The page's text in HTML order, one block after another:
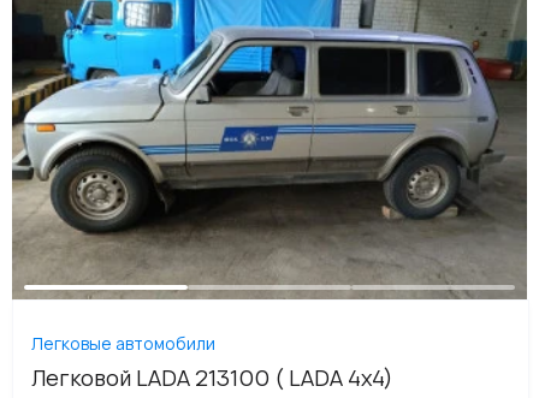
Легковые автомобили
Легковой LADA 213100 ( LADA 4х4)